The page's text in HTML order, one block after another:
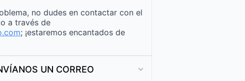
no dudes en contactar con el
a través de
; ¡estaremos encantados de
UN CORREO